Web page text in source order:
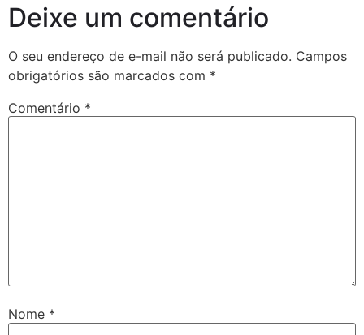
Deixe um comentário
O seu endereço de e-mail não será publicado. Campos
obrigatórios são marcados com *
Comentário *
Nome *